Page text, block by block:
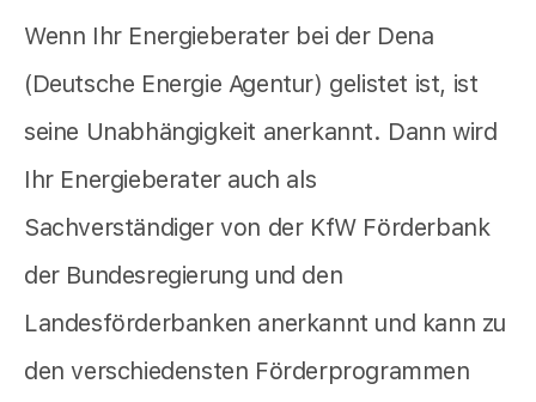
Wenn Ihr Energieberater bei der Dena
(Deutsche Energie Agentur) gelistet ist, ist
seine Unabhängigkeit anerkannt. Dann wird
Ihr Energieberater auch als
Sachverständiger von der KfW Förderbank
der Bundesregierung und den
Landesförderbanken anerkannt und kann zu
den verschiedensten Förderprogrammen